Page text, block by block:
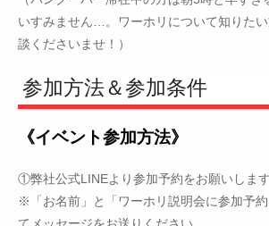
いすみません…。ワーホリについて知りた
談くださいませ！）
参加方法＆参加条件
《イベント参加方法》
①弊社公式LINEより参加予約をお願いします
※「お名前」と「ワーホリ説明会に参加予約